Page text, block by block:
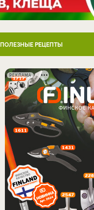
ПОЛЕЗНЫЕ РЕЦЕПТЫ
РЕКЛАМА